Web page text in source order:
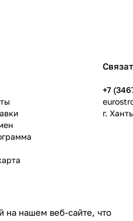
+7
г.
на нашем веб-сайте, что